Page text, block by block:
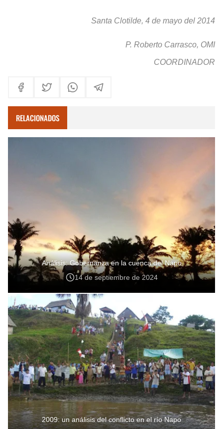
Santa Clotilde, 4 de mayo del 2014
P. Roberto Carrasco, OMI
COORDINADOR
RELACIONADOS
Análisis: Gobernanza en la cuenca del Napo
14 de septiembre de 2024
2009: un análisis del conflicto en el río Napo